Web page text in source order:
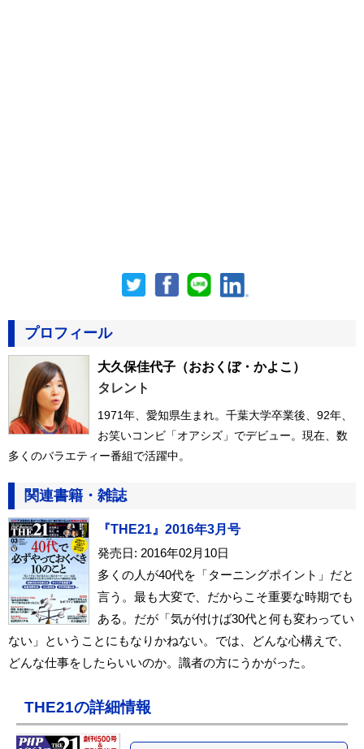
プロフィール
大久保佳代子 （おおくぼ・かよこ）
タレント
1971年、愛知県生まれ。千葉大学卒業後、92年、
お笑いコンビ「オアシズ」でデビュー。現在、数
多くのバラエティー番組で活躍中。
関連書籍・雑誌
『THE21』2016年3月号
発売日: 2016年02月10日
多くの人が40代を「ターニングポイント」だと
言う。最も大変で、だからこそ重要な時期でも
ある。だが「気が付けば30代と何も変わってい
ない」ということにもなりかねない。では、どんな心構えで、
どんな仕事をしたらいいのか。識者の方にうかがった。
THE21の詳細情報